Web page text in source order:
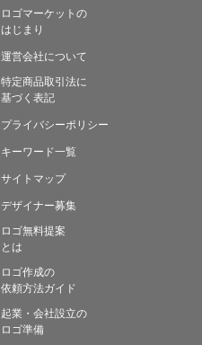
ロゴマーケットの
はじまり
運営会社について
特定商品取引法に
基づく表記
プライバシーポリシー
キーワード一覧
サイトマップ
デザイナー募集
ロゴ無料提案
とは
ロゴ作成の
依頼方法ガイド
起業・会社設立の
ロゴ準備